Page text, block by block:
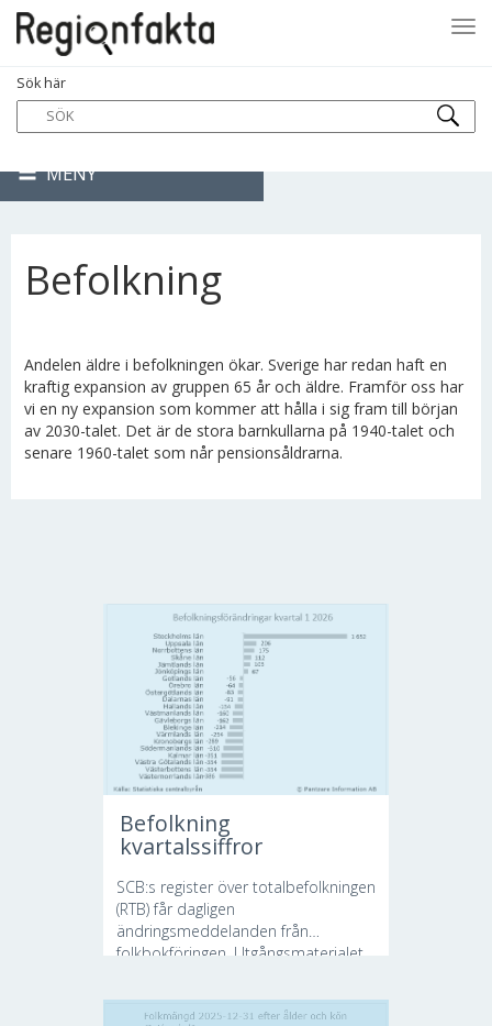
Sök här
MENY
Befolkning
Andelen äldre i befolkningen ökar. Sverige har redan haft en
kraftig expansion av gruppen 65 år och äldre. Framför oss har
vi en ny expansion som kommer att hålla i sig fram till början
av 2030-talet. Det är de stora barnkullarna på 1940-talet och
senare 1960-talet som når pensionsåldrarna.
Befolkning
kvartalssiffror
SCB:s register över totalbefolkningen
(RTB) får dagligen
ändringsmeddelanden från
folkbokföringen. Utgångsmaterialet...